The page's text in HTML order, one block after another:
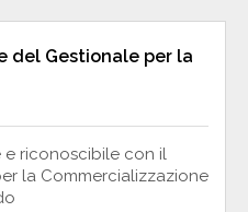
del Gestionale per la
riconoscibile con il
la Commercializzazione